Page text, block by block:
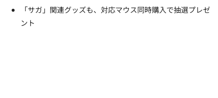
「サガ」関連グッズも、対応マウス同時購入で抽選プレゼ
ント